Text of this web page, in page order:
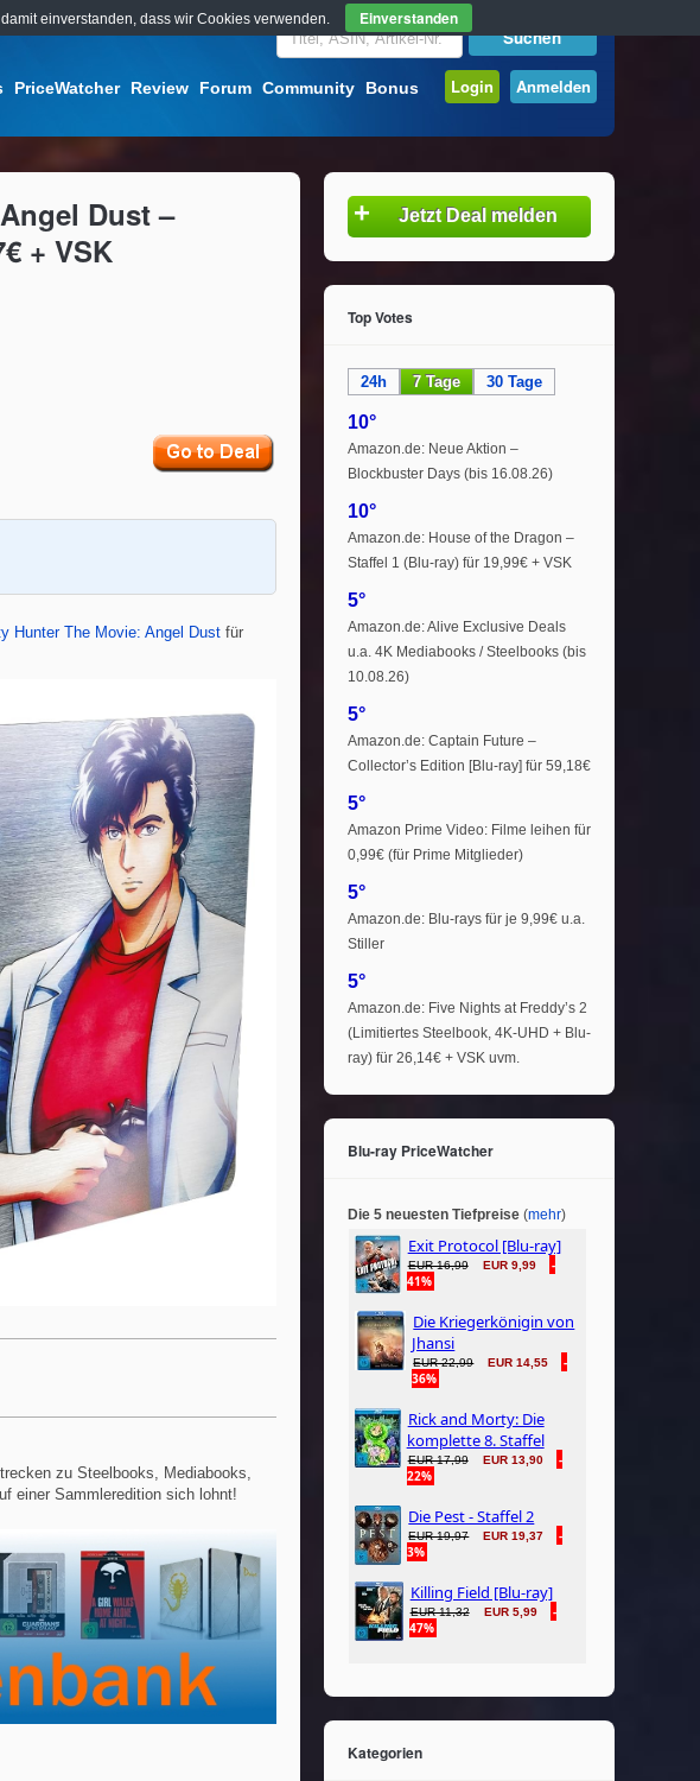
PriceWatcher Review Forum Community Bonus Login Anmelden
Dust –
+ VSK
Hunter The Movie: Angel Dust für
zu Steelbooks, Mediabooks,
einer Sammleredition sich lohnt!
+ Jetzt Deal melden
Top Votes
24h 7 Tage 30 Tage
10°
Amazon.de: Neue Aktion –
Blockbuster Days (bis 16.08.26)
10°
Amazon.de: House of the Dragon –
Staffel 1 (Blu-ray) für 19,99€ + VSK
5°
Amazon.de: Alive Exclusive Deals
u.a. 4K Mediabooks / Steelbooks (bis
10.08.26)
5°
Amazon.de: Captain Future –
Collector’s Edition [Blu-ray] für 59,18€
5°
Amazon Prime Video: Filme leihen für
0,99€ (für Prime Mitglieder)
5°
Amazon.de: Blu-rays für je 9,99€ u.a.
Stiller
5°
Amazon.de: Five Nights at Freddy’s 2
(Limitiertes Steelbook, 4K-UHD + Blu-
ray) für 26,14€ + VSK uvm.
Blu-ray PriceWatcher
Die 5 neuesten Tiefpreise (mehr)
Kategorien
einverstanden, dass wir Cookies verwenden. Einverstanden